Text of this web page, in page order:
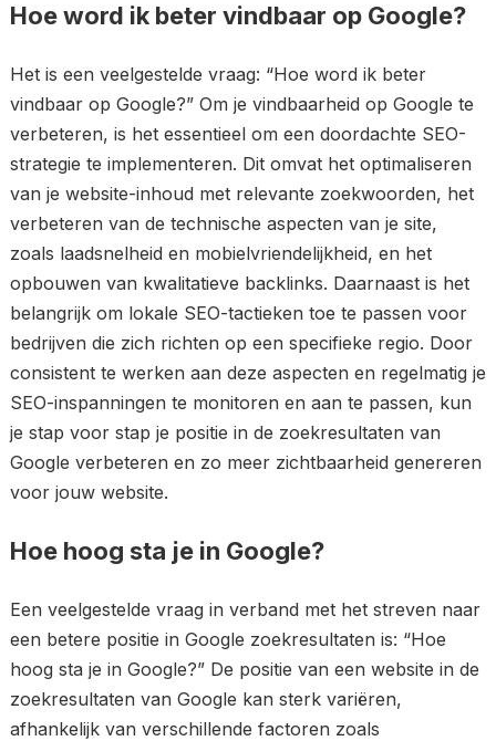
Hoe word ik beter vindbaar op Google?
Het is een veelgestelde vraag: “Hoe word ik beter
vindbaar op Google?” Om je vindbaarheid op Google te
verbeteren, is het essentieel om een doordachte SEO-
strategie te implementeren. Dit omvat het optimaliseren
van je website-inhoud met relevante zoekwoorden, het
verbeteren van de technische aspecten van je site,
zoals laadsnelheid en mobielvriendelijkheid, en het
opbouwen van kwalitatieve backlinks. Daarnaast is het
belangrijk om lokale SEO-tactieken toe te passen voor
bedrijven die zich richten op een specifieke regio. Door
consistent te werken aan deze aspecten en regelmatig je
SEO-inspanningen te monitoren en aan te passen, kun
je stap voor stap je positie in de zoekresultaten van
Google verbeteren en zo meer zichtbaarheid genereren
voor jouw website.
Hoe hoog sta je in Google?
Een veelgestelde vraag in verband met het streven naar
een betere positie in Google zoekresultaten is: “Hoe
hoog sta je in Google?” De positie van een website in de
zoekresultaten van Google kan sterk variëren,
afhankelijk van verschillende factoren zoals